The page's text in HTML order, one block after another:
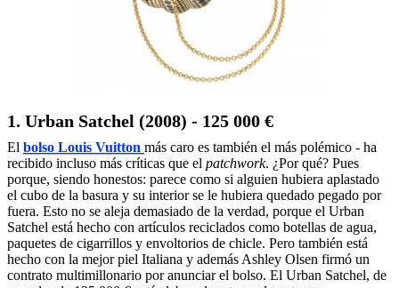
1. Urban Satchel (2008) - 125 000 €
El bolso Louis Vuitton más caro es también el más polémico - ha
recibido incluso más críticas que el patchwork. ¿Por qué? Pues
porque, siendo honestos: parece como si alguien hubiera aplastado
el cubo de la basura y su interior se le hubiera quedado pegado por
fuera. Esto no se aleja demasiado de la verdad, porque el Urban
Satchel está hecho con artículos reciclados como botellas de agua,
paquetes de cigarrillos y envoltorios de chicle. Pero también está
hecho con la mejor piel Italiana y además Ashley Olsen firmó un
contrato multimillonario por anunciar el bolso. El Urban Satchel, de